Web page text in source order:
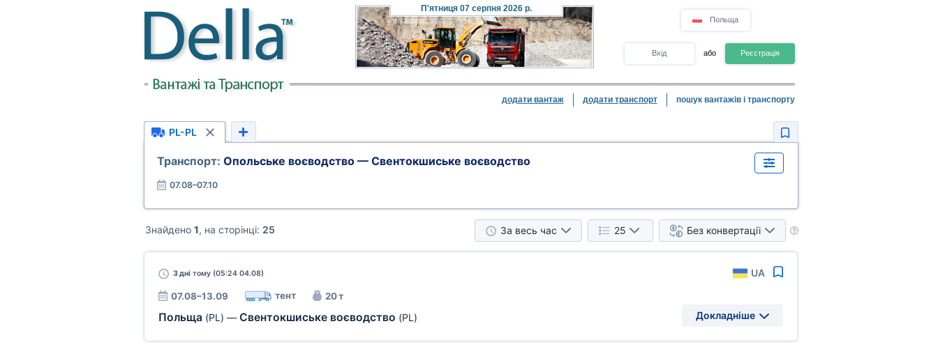
П'ятниця07 серпня 2026 р.
Польща
Вхід або Реєстрація
додати вантаж додати транспорт пошук вантажів і транспорту
PL-PL
Транспорт: Опольське воєводство — Свентокшиське воєводство
07.08–07.10
Знайдено 1, на сторінці: 25 За весь час 25 Без конвертації
3 днітому (05:24 04.08) UA
07.08–13.09 тент 20 т
Польща (PL) — Свентокшиське воєводство (PL) Докладніше